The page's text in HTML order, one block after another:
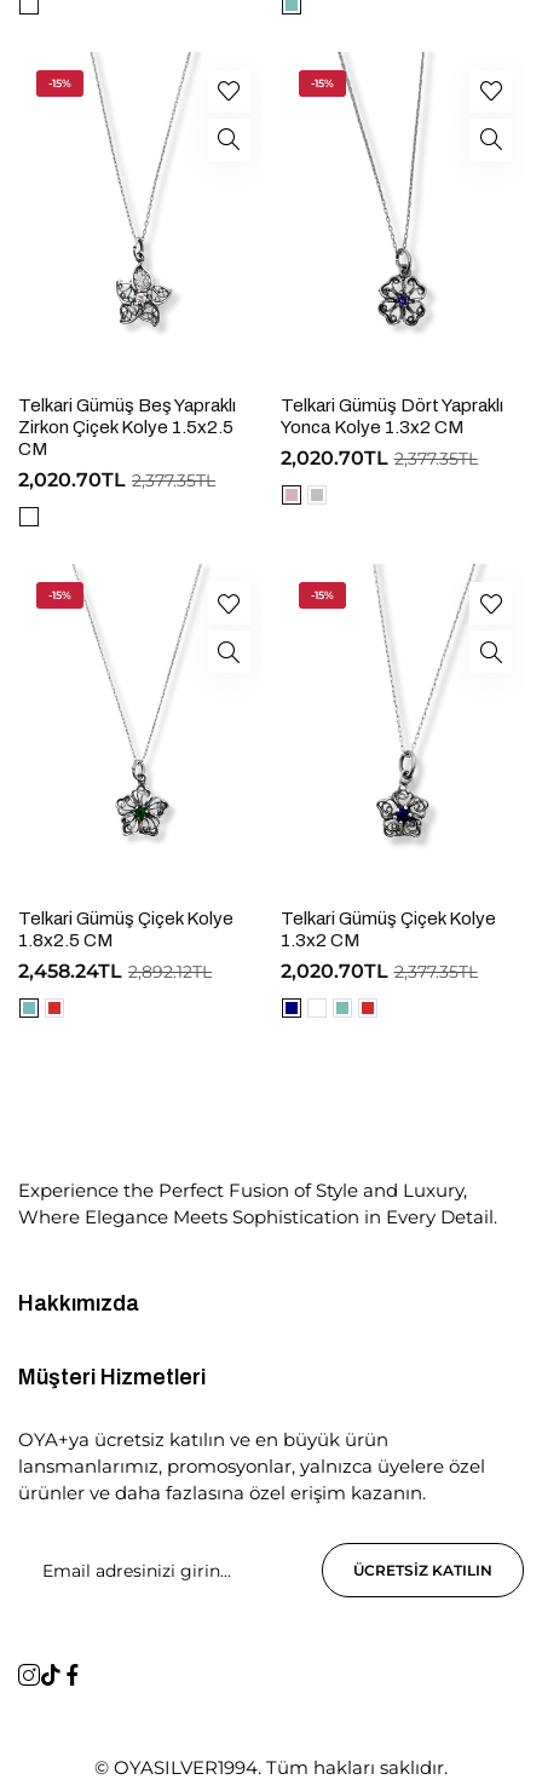
-15%
Telkari Gümüş Beş Yapraklı
Zirkon Çiçek Kolye 1.5x2.5
CM
2,020.70TL 2,377.35TL
-15%
Telkari Gümüş Dört Yapraklı
Yonca Kolye 1.3x2 CM
2,020.70TL 2,377.35TL
-15%
Telkari Gümüş Çiçek Kolye
1.8x2.5 CM
2,458.24TL 2,892.12TL
-15%
Telkari Gümüş Çiçek Kolye
1.3x2 CM
2,020.70TL 2,377.35TL
Experience the Perfect Fusion of Style and Luxury,
Where Elegance Meets Sophistication in Every Detail.
Hakkımızda
Müşteri Hizmetleri
OYA+ya ücretsiz katılın ve en büyük ürün
lansmanlarımız, promosyonlar, yalnızca üyelere özel
ürünler ve daha fazlasına özel erişim kazanın.
ÜCRETSIZ KATILIN
© OYASILVER1994. Tüm hakları saklıdır.